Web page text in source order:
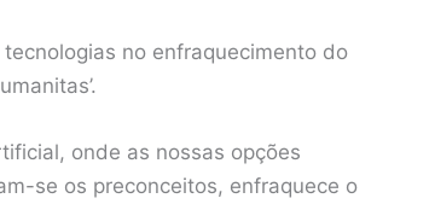
no enfraquecimento do
onde as nossas opções
se os preconceitos, enfraquece o